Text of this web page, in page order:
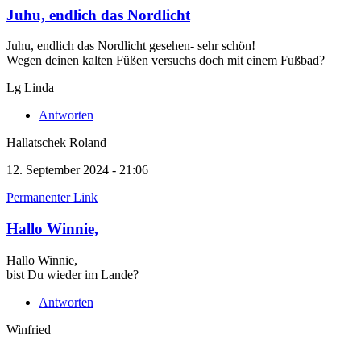
Juhu, endlich das Nordlicht
Juhu, endlich das Nordlicht gesehen- sehr schön!
Wegen deinen kalten Füßen versuchs doch mit einem Fußbad?
Lg Linda
Antworten
Hallatschek Roland
12. September 2024 - 21:06
Permanenter Link
Hallo Winnie,
Hallo Winnie,
bist Du wieder im Lande?
Antworten
Winfried